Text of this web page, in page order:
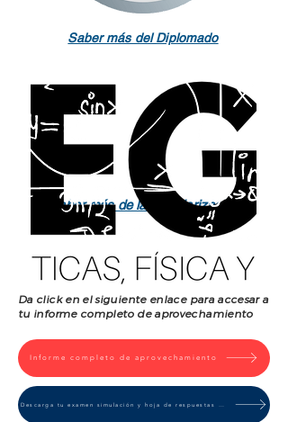
Saber más del Diplomado
Saber más de la Regularización
Da click en el siguiente enlace para accesar a
tu informe completo de aprovechamiento
Informe completo de aprovechamiento